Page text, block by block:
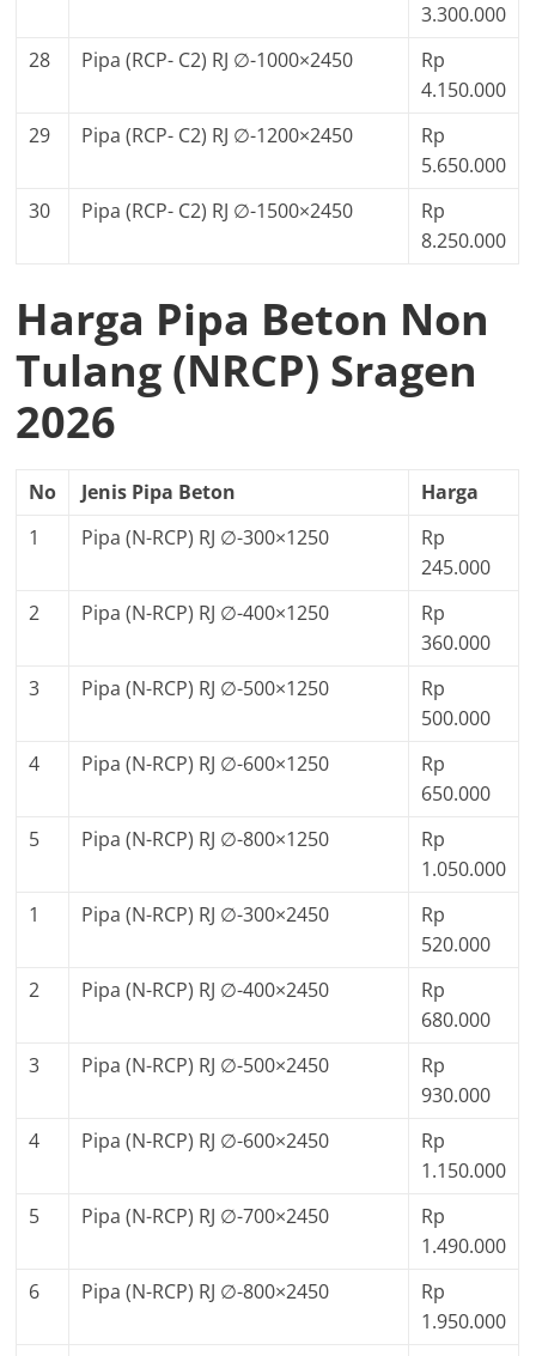
3.300.000
28
Pipa (RCP- C2) RJ ∅-1000×2450
Rp
4.150.000
29
Pipa (RCP- C2) RJ ∅-1200×2450
Rp
5.650.000
30
Pipa (RCP- C2) RJ ∅-1500×2450
Rp
8.250.000
Harga Pipa Beton Non
Tulang (NRCP) Sragen
2026
No Jenis Pipa Beton
Harga
1
Pipa (N-RCP) RJ ∅-300×1250
Rp
245.000
2
Pipa (N-RCP) RJ ∅-400×1250
Rp
360.000
3
Pipa (N-RCP) RJ ∅-500×1250
Rp
500.000
4
Pipa (N-RCP) RJ ∅-600×1250
Rp
650.000
5
Pipa (N-RCP) RJ ∅-800×1250
Rp
1.050.000
1
Pipa (N-RCP) RJ ∅-300×2450
Rp
520.000
2
Pipa (N-RCP) RJ ∅-400×2450
Rp
680.000
3
Pipa (N-RCP) RJ ∅-500×2450
Rp
930.000
4
Pipa (N-RCP) RJ ∅-600×2450
Rp
1.150.000
5
Pipa (N-RCP) RJ ∅-700×2450
Rp
1.490.000
6
Pipa (N-RCP) RJ ∅-800×2450
Rp
1.950.000